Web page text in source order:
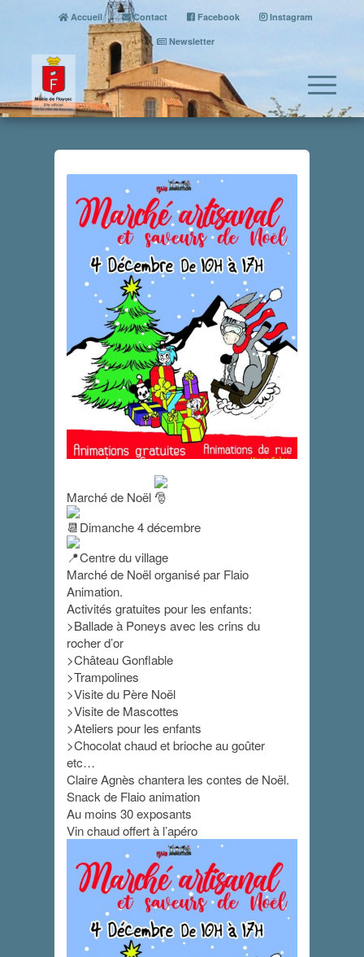
Accueil Contact Facebook
Instagram
Newsletter
Marché de Noël
2022
4 décembre 2022
Marché de Noël
Dimanche 4 décembre
Centre du village
Marché de Noël organisé par Flaio
Animation.
Activités gratuites pour les enfants:
>Ballade à Poneys avec les crins du
rocher d’or
>Château Gonflable
>Trampolines
>Visite du Père Noël
>Visite de Mascottes
>Ateliers pour les enfants
>Chocolat chaud et brioche au goûter
etc…
Claire Agnès chantera les contes de Noël.
Snack de Flaio animation
Au moins 30 exposants
Vin chaud offert à l’apéro